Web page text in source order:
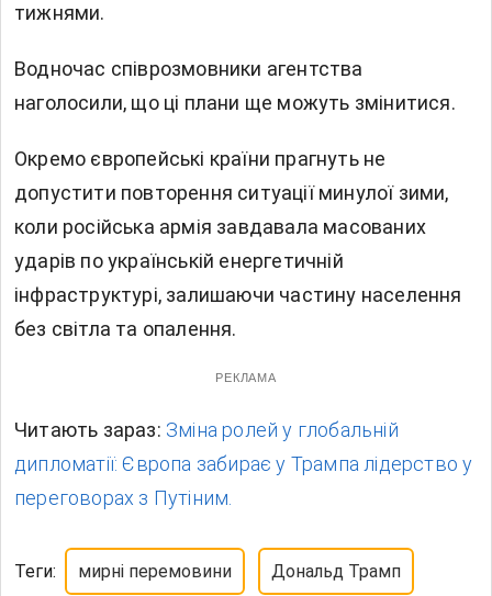
тижнями.
Водночас співрозмовники агентства
наголосили, що ці плани ще можуть змінитися.
Окремо європейські країни прагнуть не
допустити повторення ситуації минулої зими,
коли російська армія завдавала масованих
ударів по українській енергетичній
інфраструктурі, залишаючи частину населення
без світла та опалення.
РЕКЛАМА
Читають зараз: Зміна ролей у глобальній
дипломатії: Європа забирає у Трампа лідерство у
переговорах з Путіним.
Теги: мирні перемовини Дональд Трамп